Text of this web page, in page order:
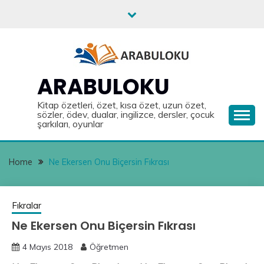
ARABULOKU
Kitap özetleri, özet, kısa özet, uzun özet,
sözler, ödev, dualar, ingilizce, dersler, çocuk
şarkıları, oyunlar
Home Ne Ekersen Onu Biçersin Fıkrası
Fıkralar
Ne Ekersen Onu Biçersin Fıkrası
4 Mayıs 2018 Öğretmen